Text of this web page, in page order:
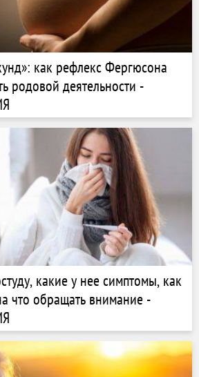
как рефлекс Фергюсона
родовой деятельности -
какие у нее симптомы, как
что обращать внимание -